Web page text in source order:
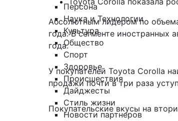
Персона
Наука и Технологии
Культура
Общество
Спорт
Здоровье
Происшествия
Дайджесты
Стиль жизни
Новости партнеров
Абсолютным лидером по
года. В сегменте иностранных
года.
У покупателей Toyota Corolla
продажи почти в три раза
Покупательские вкусы на